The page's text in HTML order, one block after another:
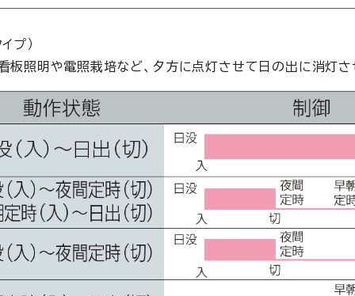
プ）
看板照明や電照栽培など、夕方に点灯させて日の出に消灯